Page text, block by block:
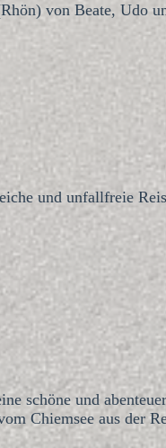
von Beate, Udo
und unfallfreie
schöne und
Chiemsee aus der